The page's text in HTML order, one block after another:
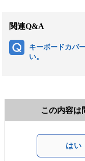
関連Q&A
キーボードカバ
い。
この内容は
はい